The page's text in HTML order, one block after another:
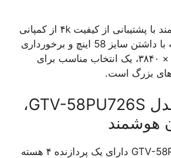
یک تلویزیون هوشمند با پشتیبانی از کیفیت ۴k از کمپانی
جی پلاس است که با داشتن سایز 58 اینچ و برخورداری
از رزولوشن ۲۱۶۰ × ۳۸۴۰، یک انتخاب مناسب برای
های بزرگ است.
جی پلاس مدل GTV-58PU726S،
هوشمند
تلویزیون GTV-58PU726S دارای یک پردازنده ۴ هسته